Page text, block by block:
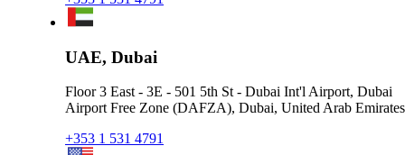
UAE, Dubai
Floor 3 East - 3E - 501 5th St - Dubai Int'l Airport, Dubai
Airport Free Zone (DAFZA), Dubai, United Arab Emirates
+353 1 531 4791